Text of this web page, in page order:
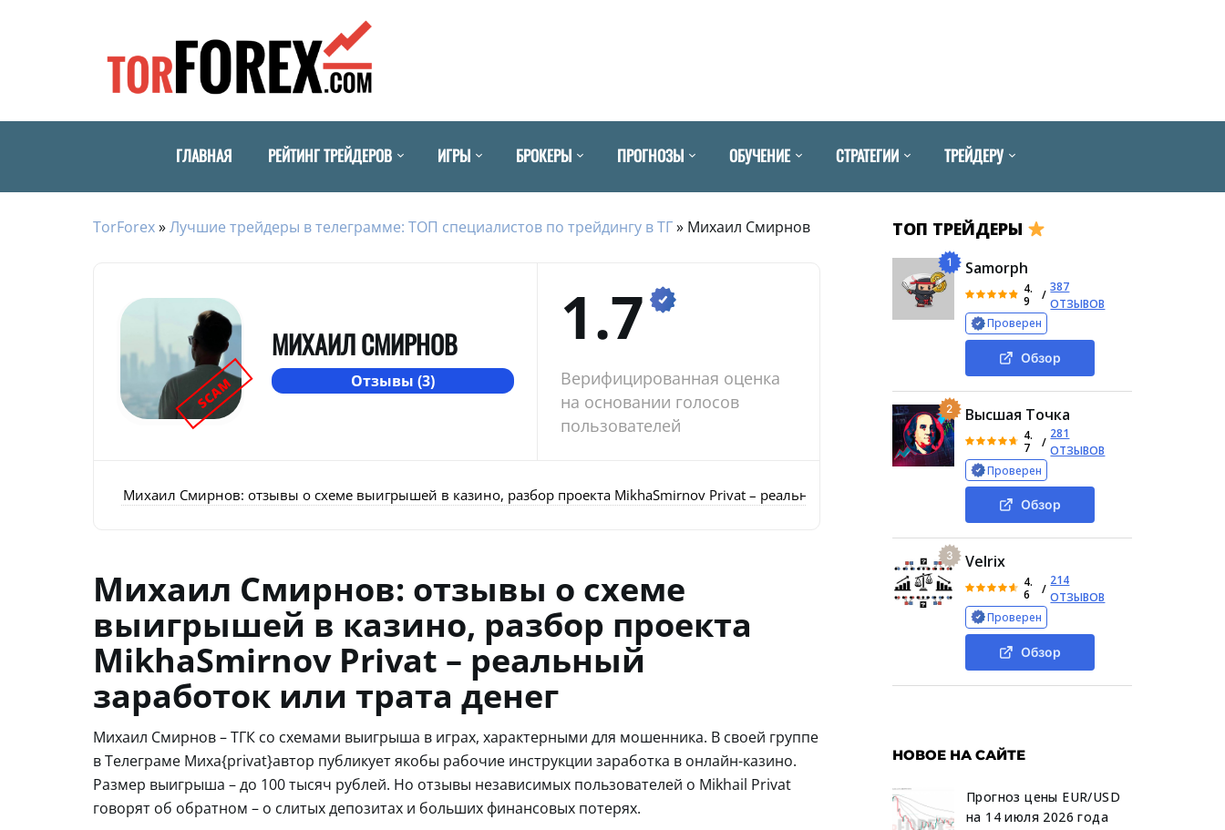
ГЛАВНАЯ РЕЙТИНГ ТРЕЙДЕРОВ ИГРЫ БРОКЕРЫ ПРОГНОЗЫ ОБУЧЕНИЕ СТРАТЕГИИ ТРЕЙДЕРУ
TorForex»Лучшие трейдеры в телеграмме: ТОП специалистов по трейдингу в ТГ» Михаил Смирнов
SCAM
МИХАИЛ СМИРНОВ
Отзывы (3)
1.7
Верифицированная оценка
на основании голосов
пользователей
Михаил Смирнов: отзывы о схеме выигрышей в казино, разбор проекта MikhaSmirnov Privat – реальный заработок или трата денег Обзор ТГК Миха {privat}
Михаил Смирнов: отзывы о схеме
выигрышей в казино, разбор проекта
MikhaSmirnov Privat – реальный
заработок или трата денег
Михаил Смирнов – ТГК со схемами выигрыша в играх, характерными для мошенника. В своей группе
в Телеграме Миха{privat}автор публикует якобы рабочие инструкции заработка в онлайн-казино.
Размер выигрыша – до 100 тысяч рублей. Но отзывы независимых пользователей о Mikhail Privat
говорят об обратном – о слитых депозитах и больших финансовых потерях.
ТОП ТРЕЙДЕРЫ
1 Samorph
4.
9
/
387
ОТЗЫВОВ
Проверен
Обзор
2 Высшая Точка
4.
7
/
281
ОТЗЫВОВ
Проверен
Обзор
3 Velrix
4.
6
/
214
ОТЗЫВОВ
Проверен
Обзор
НОВОЕ НА САЙТЕ
Прогноз цены EUR/USD
на 14 июля 2026 года